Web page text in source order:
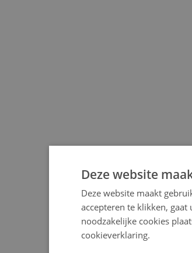
Deze website
Deze website maakt
accepteren te klikken,
noodzakelijke cookies
cookieverklaring.